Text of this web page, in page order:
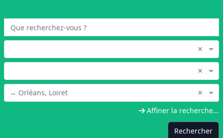
×
×
→ Orléans, Loiret ×
Affiner la recherche...
Rechercher